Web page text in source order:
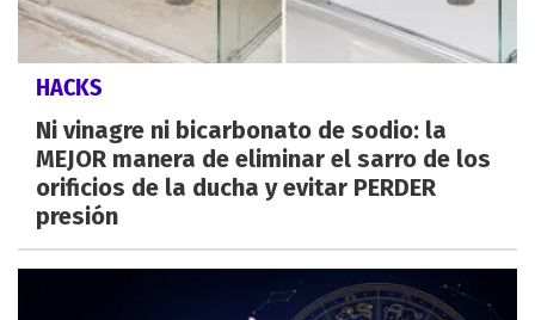
HACKS
Ni vinagre ni bicarbonato de sodio: la
MEJOR manera de eliminar el sarro de los
orificios de la ducha y evitar PERDER
presión